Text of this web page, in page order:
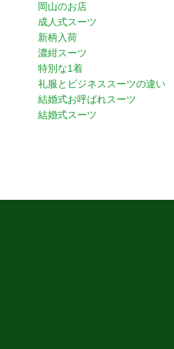
岡山のお店
成人式スーツ
新柄入荷
濃紺スーツ
特別な1着
礼服とビジネススーツの違い
結婚式お呼ばれスーツ
結婚式スーツ